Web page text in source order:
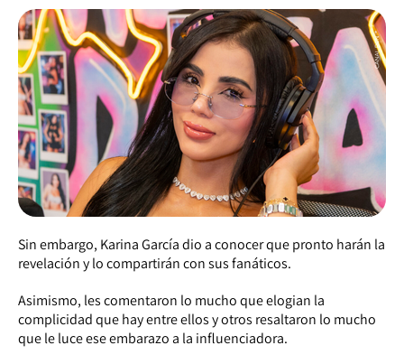
Sin embargo, Karina García dio a conocer que pronto harán la
revelación y lo compartirán con sus fanáticos.
Asimismo, les comentaron lo mucho que elogian la
complicidad que hay entre ellos y otros resaltaron lo mucho
que le luce ese embarazo a la influenciadora.